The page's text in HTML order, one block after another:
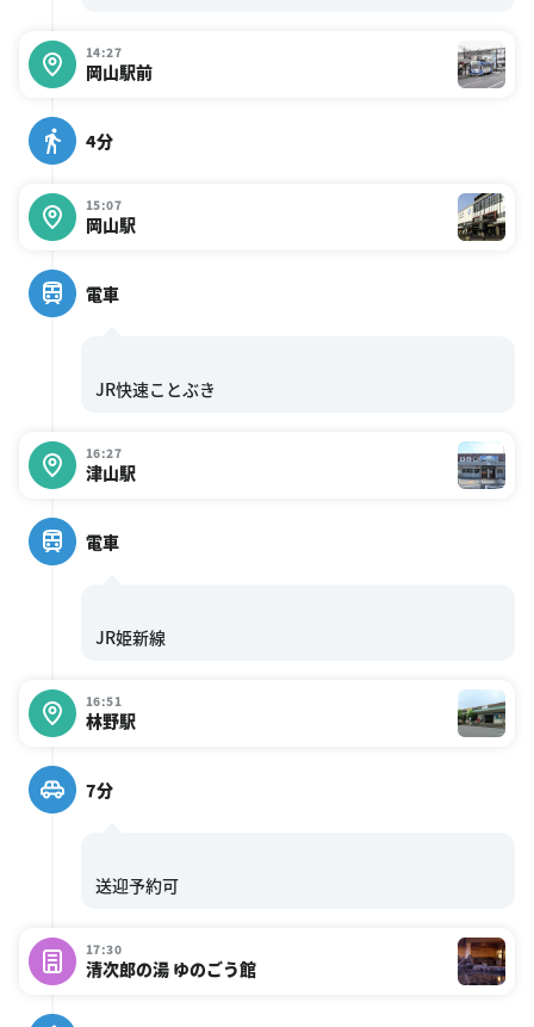
14:27
岡山駅前
4分
15:07
岡山駅
電車
16:27
津山駅
電車
16:51
林野駅
7分
17:30
清次郎の湯 ゆのごう館